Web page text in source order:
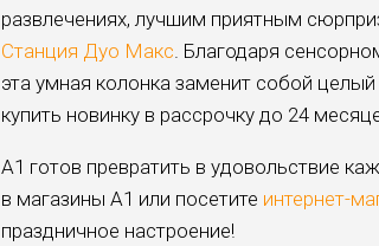
развлечениях, лучшим приятным
Станция Дуо Макс. Благодаря
эта умная колонка заменит собой
купить новинку в рассрочку до 24
А1 готов превратить в удовольствие
в магазины А1 или посетите интернет-
праздничное настроение!